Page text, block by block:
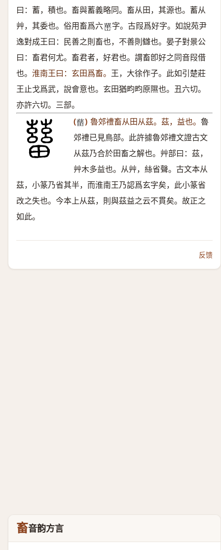
曰：蓄，積也。畜與蓄義略同。畜从田，其源也。蓄从
艸，其委也。俗用畜爲六𡼯 字。古叚爲好字。如說苑尹
逸對成王曰：民善之則畜也，不善則讎也。晏子對景公
曰：畜君何尤。畜君者，好君也。謂畜卽好之同音叚借
也。 淮南王曰：玄田爲畜。 王，大徐作子。此如引楚莊
王止戈爲武，說會意也。玄田猶畇畇原隰也。丑六切。
亦許六切。三部。
(𤲸 ) 魯郊禮畜从田从茲。茲，益也。 魯
郊禮已見鳥部。此許據魯郊禮文證古文
从茲乃合於田畜之解也。艸部曰：茲，
艸木多益也。从艸，絲省聲。古文本从
茲，小篆乃省其半，而淮南王乃認爲玄字矣，此小篆省
改之失也。今本上从茲，則與茲益之云不貫矣。故正之
如此。
反馈
畜音韵方言